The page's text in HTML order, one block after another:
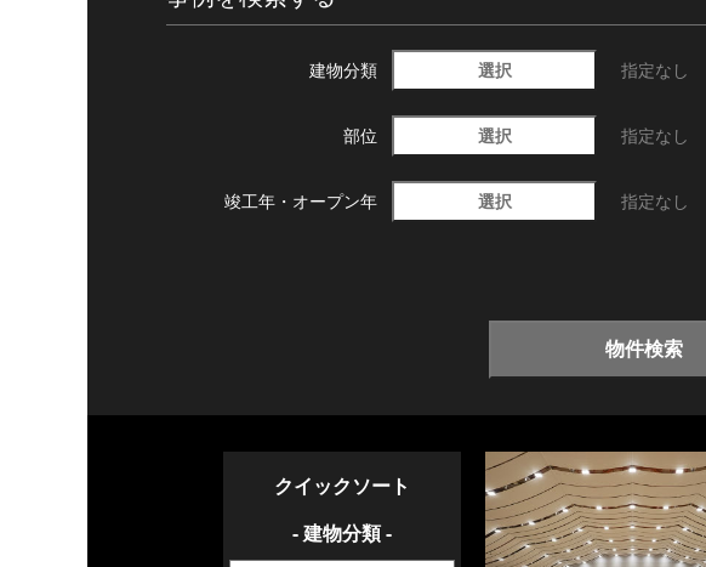
建物分類 選択 指定なし
部位 選択 指定なし
竣工年・ オープン年 選択 指定なし
物件検索
クイックソート
- 建物分類 -